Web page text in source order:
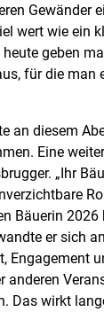
Gewänder
wert wie ein
geben
für die man
an diesem
Eine
„Ihr
Bäuerin 2026
er sich
Engagement
anderen
Das wirkt